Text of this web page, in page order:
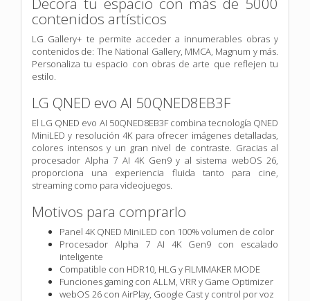
contenidos artísticos
LG Gallery+ te permite acceder a innumerables obras y
contenidos de: The National Gallery, MMCA, Magnum y más.
Personaliza tu espacio con obras de arte que reflejen tu
estilo.
LG QNED evo AI 50QNED8EB3F
El LG QNED evo AI 50QNED8EB3F combina tecnología QNED
MiniLED y resolución 4K para ofrecer imágenes detalladas,
colores intensos y un gran nivel de contraste. Gracias al
procesador Alpha 7 AI 4K Gen9 y al sistema webOS 26,
proporciona una experiencia fluida tanto para cine,
streaming como para videojuegos.
Motivos para comprarlo
Panel 4K QNED MiniLED con 100% volumen de color
Procesador Alpha 7 AI 4K Gen9 con escalado
inteligente
Compatible con HDR10, HLG y FILMMAKER MODE
Funciones gaming con ALLM, VRR y Game Optimizer
webOS 26 con AirPlay, Google Cast y control por voz